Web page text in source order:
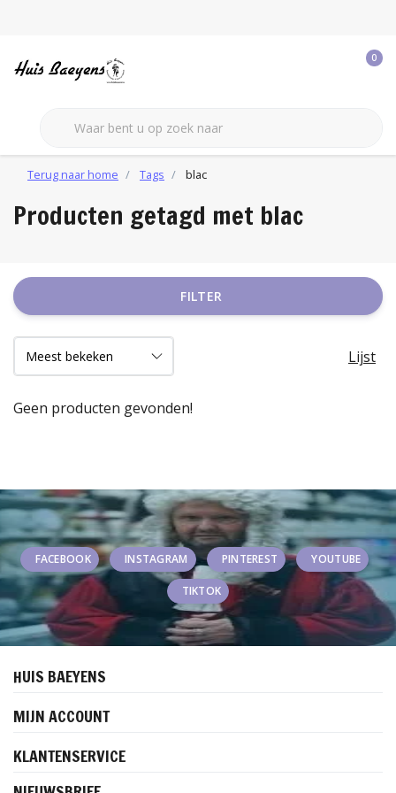
0
Terug naar home Tags blac
Producten getagd met blac
FILTER
Lijst
Geen producten gevonden!
FACEBOOK INSTAGRAM PINTEREST YOUTUBE
TIKTOK
HUIS BAEYENS
MIJN ACCOUNT
KLANTENSERVICE